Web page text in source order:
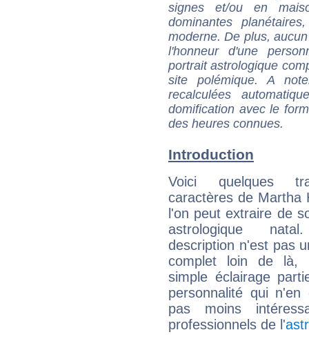
signes et/ou en
dominantes
moderne. De plus,
l'honneur d'une
portrait astrologique
site polémique. A
recalculées
domification avec le
des heures connues.
Introduction
Voici quelques
caractères de Martha
l'on peut extraire de
astrologique
description n'est pas
complet loin de là,
simple éclairage
personnalité qui n'en
pas moins
professionnels de l'